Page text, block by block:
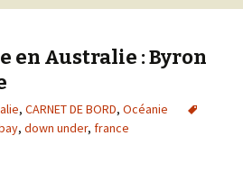
en Australie : Byron
, CARNET DE BORD, Océanie
, down under, france